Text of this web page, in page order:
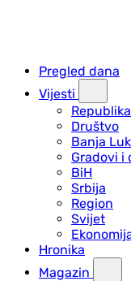
Pregled dana
Vijesti
Društvo
Banja
Gradovi i
BiH
Srbija
Region
Svijet
Hronika
Magazin